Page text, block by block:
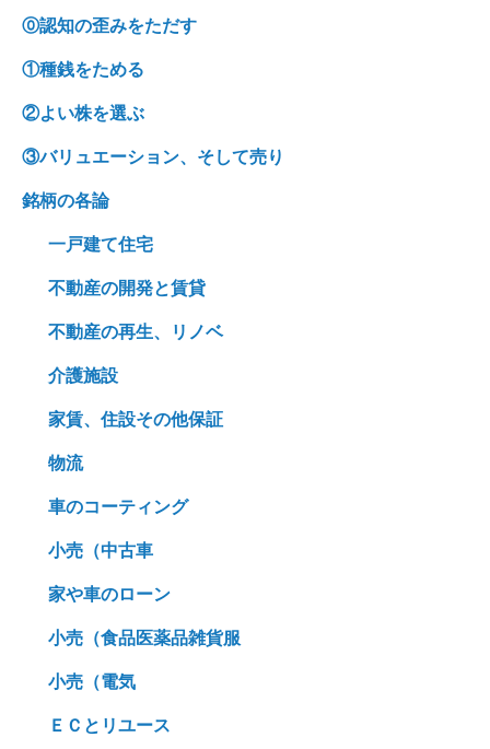
⓪認知の歪みをただす
①種銭をためる
②よい株を選ぶ
③バリュエーション、そして売り
銘柄の各論
一戸建て住宅
不動産の開発と賃貸
不動産の再生、リノベ
介護施設
家賃、住設その他保証
物流
車のコーティング
小売（中古車
家や車のローン
小売（食品医薬品雑貨服
小売（電気
ＥＣとリユース